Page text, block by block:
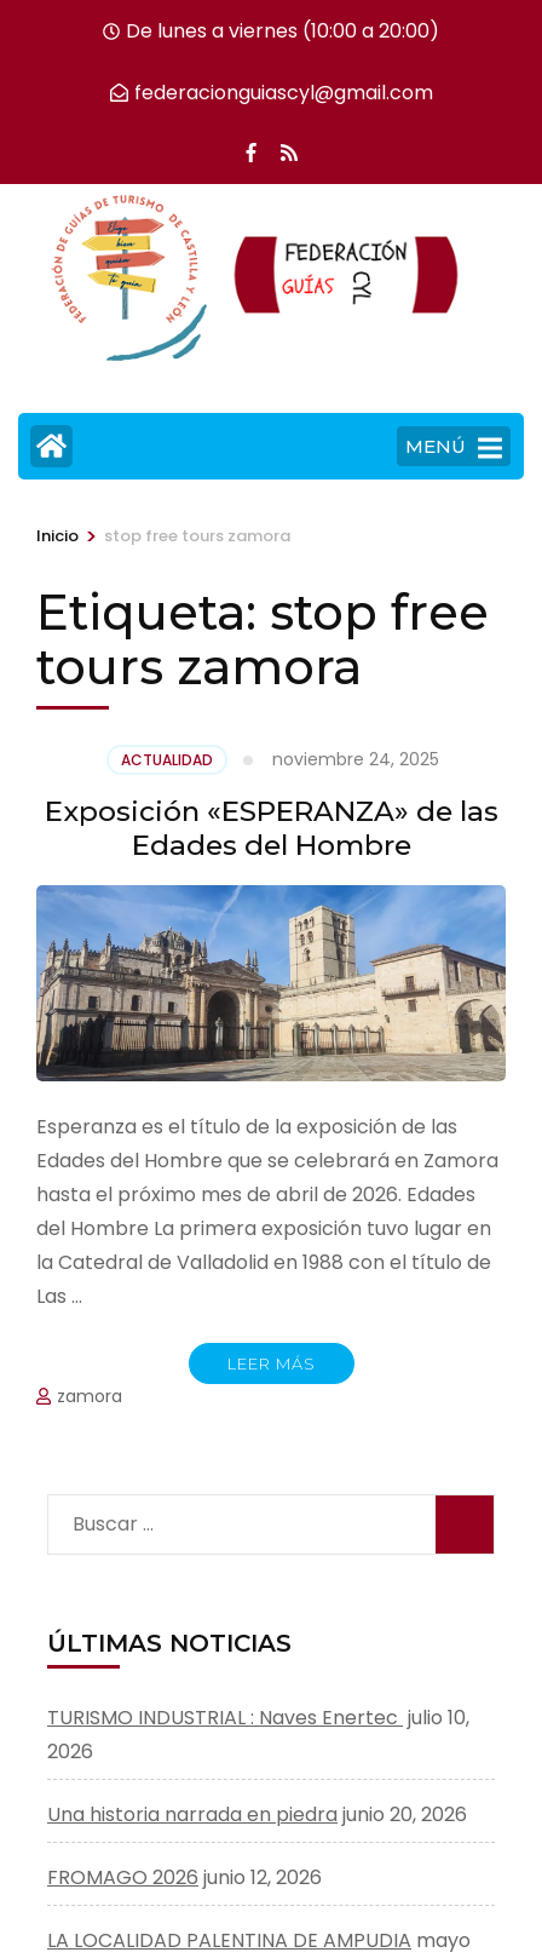
tecla
De lunes a viernes (10:00 a 20:00)
federacionguiascyl@gmail.com
MENÚ
Inicio > stop free tours zamora
Etiqueta: stop free
tours zamora
ACTUALIDAD noviembre 24, 2025
Exposición «ESPERANZA» de las
Edades del Hombre
Esperanza es el título de la exposición de las
Edades del Hombre que se celebrará en Zamora
hasta el próximo mes de abril de 2026. Edades
del Hombre La primera exposición tuvo lugar en
la Catedral de Valladolid en 1988 con el título de
Las …
LEER MÁS
zamora
Buscar:
ÚLTIMAS NOTICIAS
TURISMO INDUSTRIAL : Naves Enertec julio 10,
2026
Una historia narrada en piedra junio 20, 2026
FROMAGO 2026 junio 12, 2026
LA LOCALIDAD PALENTINA DE AMPUDIA mayo